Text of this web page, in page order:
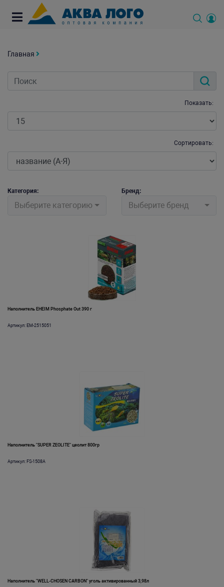
Главная
Показать:
Сортировать:
Категория:
Выберите категорию
Бренд:
Выберите бренд
Наполнитель EHEIM Phosphate Out 390 г
Артикул: EM-2515051
Наполнитель "SUPER ZEOLITE" цеолит 800гр
Артикул: FS-1508A
Наполнитель "WELL-CHOSEN CARBON" уголь активированный 3,98л